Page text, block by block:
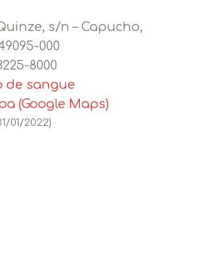
s/n – Capucho,
000
8000
de sangue
(Google Maps)
01/2022)